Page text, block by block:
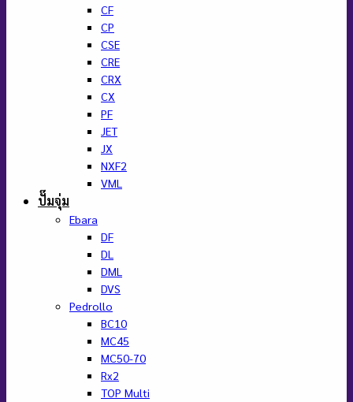
CF
CP
CSE
CRE
CRX
CX
PF
JET
JX
NXF2
VML
ปั๊มจุ่ม
Ebara
DF
DL
DML
DVS
Pedrollo
BC10
MC45
MC50-70
Rx2
TOP Multi